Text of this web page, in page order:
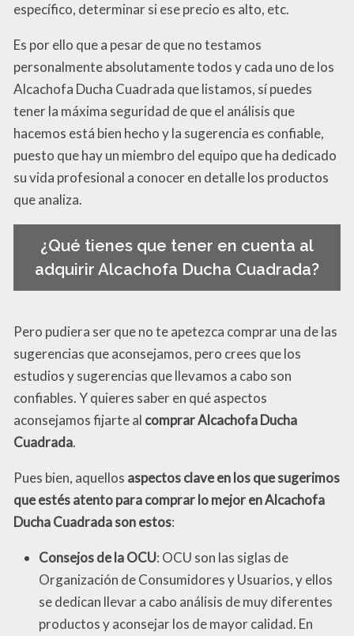
específico, determinar si ese precio es alto, etc.
Es por ello que a pesar de que no testamos
personalmente absolutamente todos y cada uno de los
Alcachofa Ducha Cuadrada que listamos, sí puedes
tener la máxima seguridad de que el análisis que
hacemos está bien hecho y la sugerencia es confiable,
puesto que hay un miembro del equipo que ha dedicado
su vida profesional a conocer en detalle los productos
que analiza.
¿Qué tienes que tener en cuenta al
adquirir Alcachofa Ducha Cuadrada?
Pero pudiera ser que no te apetezca comprar una de las
sugerencias que aconsejamos, pero crees que los
estudios y sugerencias que llevamos a cabo son
confiables. Y quieres saber en qué aspectos
aconsejamos fijarte al comprar Alcachofa Ducha
Cuadrada.
Pues bien, aquellos aspectos clave en los que sugerimos
que estés atento para comprar lo mejor en Alcachofa
Ducha Cuadrada son estos:
Consejos de la OCU: OCU son las siglas de
Organización de Consumidores y Usuarios, y ellos
se dedican llevar a cabo análisis de muy diferentes
productos y aconsejar los de mayor calidad. En